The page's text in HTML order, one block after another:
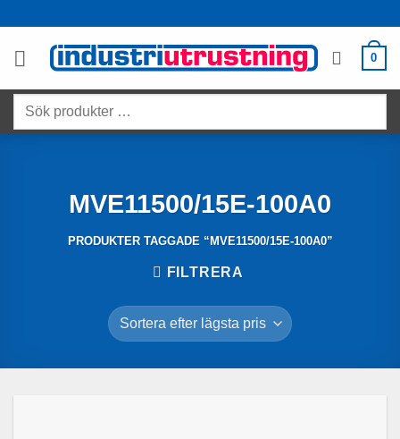
content
0
Sök
produkter
MVE11500/15E-100A0
PRODUKTER TAGGADE “MVE11500/15E-100A0”
FILTRERA